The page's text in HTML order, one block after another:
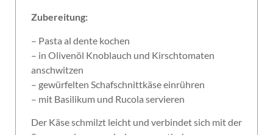
Zubereitung:
– Pasta al dente kochen
– in Olivenöl Knoblauch und Kirschtomaten
anschwitzen
– gewürfelten Schafschnittkäse einrühren
– mit Basilikum und Rucola servieren
Der Käse schmilzt leicht und verbindet sich mit der